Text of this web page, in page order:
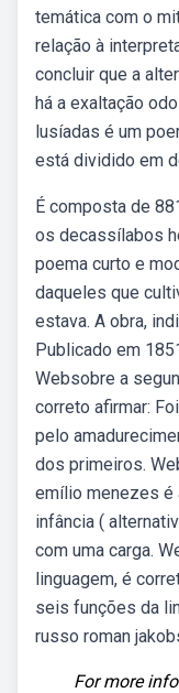
temática com o
relação à
concluir que a
há a exaltação
lusíadas é um
está dividido em
É composta de
os decassílabos
poema curto e
daqueles que
estava. A obra,
Publicado em
Websobre a
correto afirmar:
pelo
dos primeiros.
emílio menezes é
infância (
com uma carga.
linguagem, é
seis funções da
russo roman
For more